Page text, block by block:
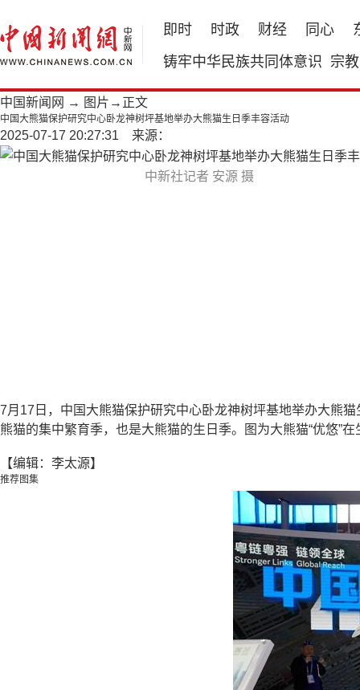
即时 时政 财经 同心
铸牢中华民族共同体意识 宗教
中国新闻网 → 图片 →正文
中国大熊猫保护研究中心卧龙神树坪基地举办大熊猫生日季丰容活动
2025-07-17 20:27:31 来源：
中新社记者 安源 摄
7月17日，中国大熊猫保护研究中心卧龙神树坪基地举办大熊
熊猫的集中繁育季，也是大熊猫的生日季。图为大熊猫“优悠”
【编辑：李太源】
推荐图集